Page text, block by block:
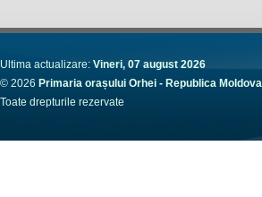
Ultima actualizare: Vineri, 07 august 2026
© 2026 Primaria orașului Orhei - Republica Moldova
Toate drepturile rezervate